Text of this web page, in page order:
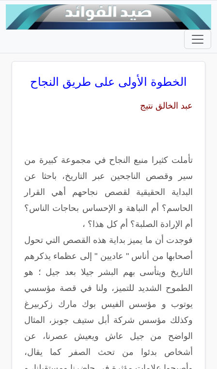
الخطوة الأولى على طريق النجاح
عبد الخالق نتيج
تأملت كثيرا منبع النجاح في مجموعة كبيرة من
سير وقصص الناجحين عبر التاريخ، باحثا عن
البداية الحقيقية لقصص نجاحهم أهي القرار
الحاسم؟ أم النباهة و الإحساس بحاجات الناس؟
أم الإرادة الصلبة؟ أم كل هذا؟ ،
فوجدت أن ما يميز بداية هذه القصص التي تحول
أصحابها من أناس " عاديين " إلى عظماء يذكرهم
التاريخ ويتأسى بهم البشر جيلا بعد جيل ؛ هو
الطموح الشديد للتميز، ولنا في قصة مؤسسي
يوتوب و مؤسس الفيس بوك مارك زكربيرغ
وكذلك مؤسس شركة أبل ستيف جوبز، المثال
الواضح من جيل عاش ويعيش عصرنا، عن
أشخاص بدئوا من تحث الصفر كما يقال،